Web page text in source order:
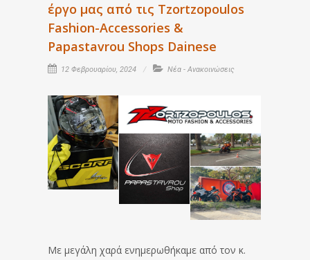
έργο μας από τις Tzortzopoulos
Fashion-Accessories &
Papastavrou Shops Dainese
12 Φεβρουαρίου, 2024 Νέα - Ανακοινώσεις
Με μεγάλη χαρά ενημερωθήκαμε από τον κ.